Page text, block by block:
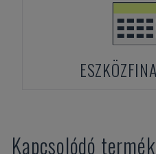
Kapcsolódó